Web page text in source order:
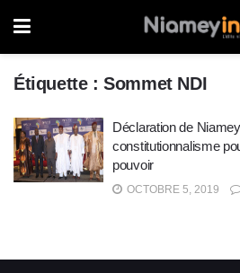
Étiquette :Sommet NDI
Déclaration de
constitutionnalisme
pouvoir
OCTOBRE 5, 2019